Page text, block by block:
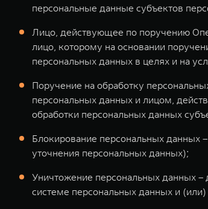
персональные данные субъектов
Лицо, действующее по поручению
лицо, которому на основании
персональных данных в целях и на
Поручение на обработку
персональных данных и лицом,
обработки персональных данных
Блокирование персональных данных
уточнения персональных данных);
Уничтожение персональных данных –
системе персональных данных и